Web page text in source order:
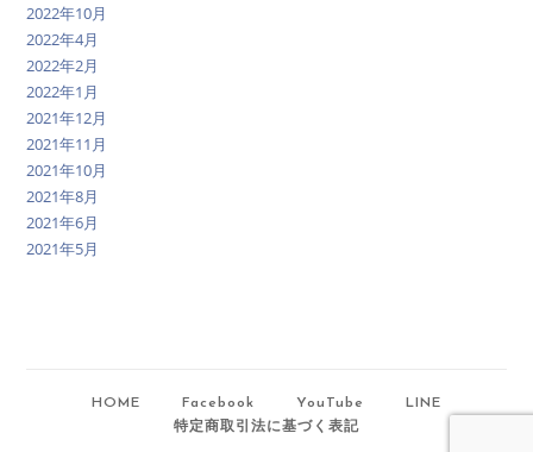
2022年10月
2022年4月
2022年2月
2022年1月
2021年12月
2021年11月
2021年10月
2021年8月
2021年6月
2021年5月
HOME Facebook YouTube
LINE
特定商取引法に基づく表記